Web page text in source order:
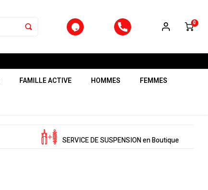
0
FAMILLE ACTIVE HOMMES FEMMES
SERVICE DE SUSPENSION en Boutique